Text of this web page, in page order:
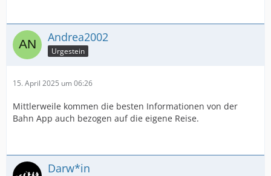
Andrea2002
Urgestein
15. April 2025 um 06:26
Mittlerweile kommen die besten Informationen von der
Bahn App auch bezogen auf die eigene Reise.
Darw*in